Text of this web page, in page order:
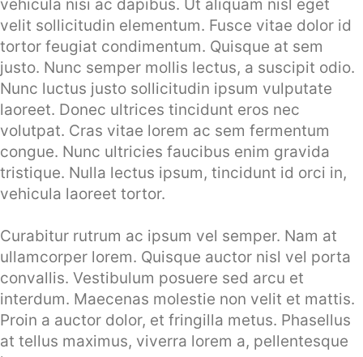
vehicula nisi ac dapibus. Ut aliquam nisl eget
velit sollicitudin elementum. Fusce vitae dolor id
tortor feugiat condimentum. Quisque at sem
justo. Nunc semper mollis lectus, a suscipit odio.
Nunc luctus justo sollicitudin ipsum vulputate
laoreet. Donec ultrices tincidunt eros nec
volutpat. Cras vitae lorem ac sem fermentum
congue. Nunc ultricies faucibus enim gravida
tristique. Nulla lectus ipsum, tincidunt id orci in,
vehicula laoreet tortor.
Curabitur rutrum ac ipsum vel semper. Nam at
ullamcorper lorem. Quisque auctor nisl vel porta
convallis. Vestibulum posuere sed arcu et
interdum. Maecenas molestie non velit et mattis.
Proin a auctor dolor, et fringilla metus. Phasellus
at tellus maximus, viverra lorem a, pellentesque